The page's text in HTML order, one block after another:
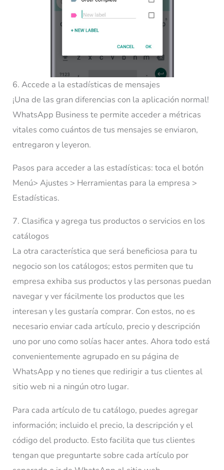
6. Accede a la estadísticas de mensajes
¡Una de las gran diferencias con la aplicación normal!
WhatsApp Business te permite acceder a métricas
vitales como cuántos de tus mensajes se enviaron,
entregaron y leyeron.
Pasos para acceder a las estadísticas: toca el botón
Menú> Ajustes > Herramientas para la empresa >
Estadísticas.
7. Clasifica y agrega tus productos o servicios en los
catálogos
La otra característica que será beneficiosa para tu
negocio son los catálogos; estos permiten que tu
empresa exhiba sus productos y las personas puedan
navegar y ver fácilmente los productos que les
interesan y les gustaría comprar. Con estos, no es
necesario enviar cada artículo, precio y descripción
uno por uno como solías hacer antes. Ahora todo está
convenientemente agrupado en su página de
WhatsApp y no tienes que redirigir a tus clientes al
sitio web ni a ningún otro lugar.
Para cada artículo de tu catálogo, puedes agregar
información; incluido el precio, la descripción y el
código del producto. Esto facilita que tus clientes
tengan que preguntarte sobre cada artículo por